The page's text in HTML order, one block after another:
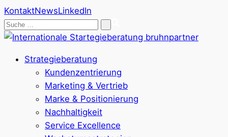
KontaktNewsLinkedIn
Suche
nach:
Strategieberatung
Kundenzentrierung
Marketing & Vertrieb
Marke & Positionierung
Nachhaltigkeit
Service Excellence